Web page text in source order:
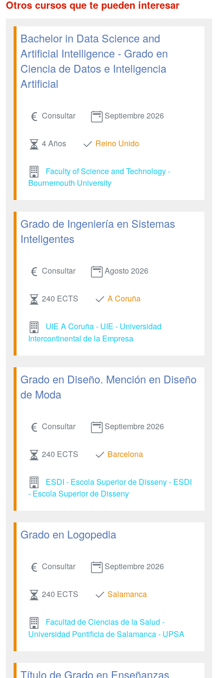
Otros cursos que te pueden interesar
Bachelor in Data Science and
Artificial Intelligence - Grado en
Ciencia de Datos e Inteligencia
Artificial
Consultar Septiembre 2026
4 Años Reino Unido
Faculty of Science and Technology -
Bournemouth University
Grado de Ingeniería en Sistemas
Inteligentes
Consultar Agosto 2026
240 ECTS A Coruña
UIE A Coruña - UIE - Universidad
Intercontinental de la Empresa
Grado en Diseño. Mención en Diseño
de Moda
Consultar Septiembre 2026
240 ECTS Barcelona
ESDI - Escola Superior de Disseny - ESDI
- Escola Superior de Disseny
Grado en Logopedia
Consultar Septiembre 2026
240 ECTS Salamanca
Facultad de Ciencias de la Salud -
Universidad Pontificia de Salamanca - UPSA
Título de Grado en Enseñanzas